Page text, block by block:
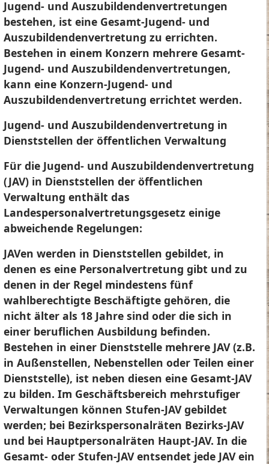
Jugend- und Auszubildendenvertretungen
bestehen, ist eine Gesamt-Jugend- und
Auszubildendenvertretung zu errichten.
Bestehen in einem Konzern mehrere Gesamt-
Jugend- und Auszubildendenvertretungen,
kann eine Konzern-Jugend- und
Auszubildendenvertretung errichtet werden.
Jugend- und Auszubildendenvertretung in
Dienststellen der öffentlichen Verwaltung
Für die Jugend- und Auszubildendenvertretung
(JAV) in Dienststellen der öffentlichen
Verwaltung enthält das
Landespersonalvertretungsgesetz einige
abweichende Regelungen:
JAVen werden in Dienststellen gebildet, in
denen es eine Personalvertretung gibt und zu
denen in der Regel mindestens fünf
wahlberechtigte Beschäftigte gehören, die
nicht älter als 18 Jahre sind oder die sich in
einer beruflichen Ausbildung befinden.
Bestehen in einer Dienststelle mehrere JAV (z.B.
in Außenstellen, Nebenstellen oder Teilen einer
Dienststelle), ist neben diesen eine Gesamt-JAV
zu bilden. Im Geschäftsbereich mehrstufiger
Verwaltungen können Stufen-JAV gebildet
werden; bei Bezirkspersonalräten Bezirks-JAV
und bei Hauptpersonalräten Haupt-JAV. In die
Gesamt- oder Stufen-JAV entsendet jede JAV ein